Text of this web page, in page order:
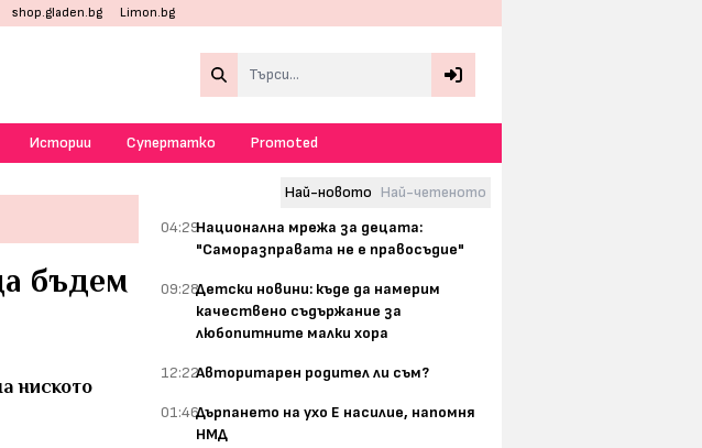
shop.gladen.bg Limon.bg
Истории Супертатко Promoted
бъдем
ниското
Най-новото Най-четеното
04:29Национална мрежа за децата:
"Саморазправата не е правосъдие"
09:28Детски новини: къде да намерим
качествено съдържание за
любопитните малки хора
12:22Авторитарен родител ли съм?
01:46Дърпането на ухо Е насилие, напомня
НМД